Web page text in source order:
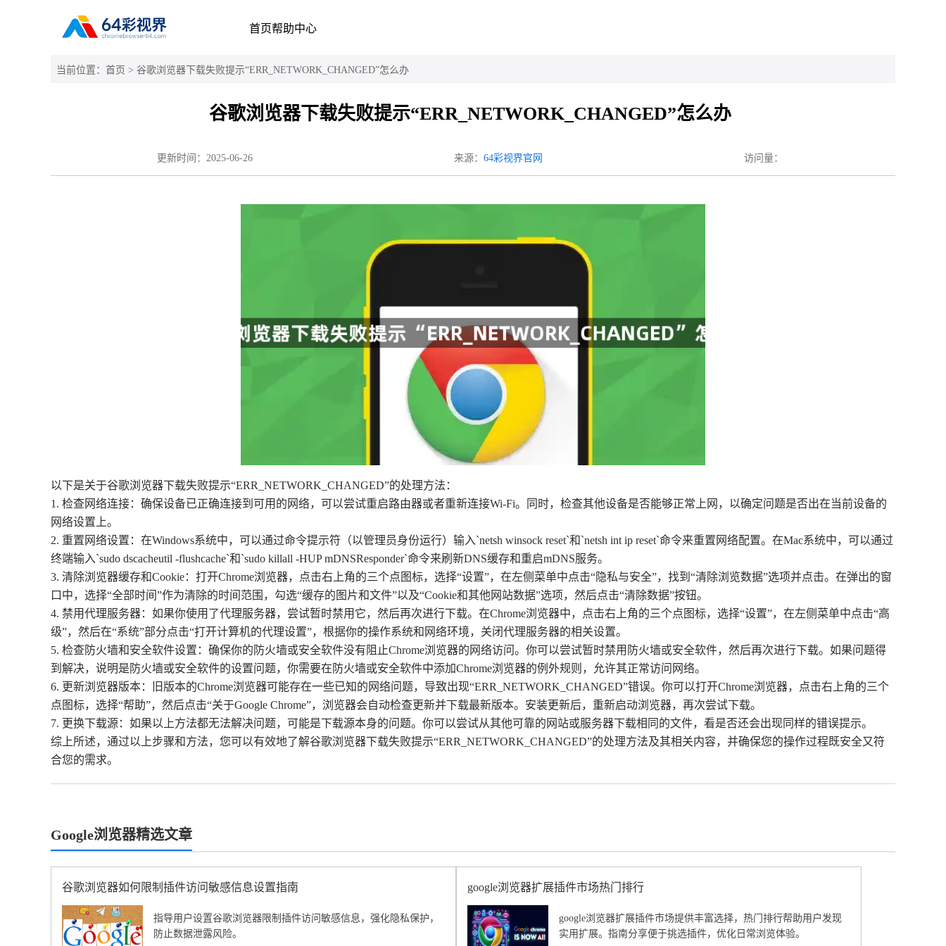
首页帮助中心
当前位置： 首页 > 谷歌浏览器下载失败提示“ERR_NETWORK_CHANGED”怎么办
谷歌浏览器下载失败提示“ERR_NETWORK_CHANGED”怎么办
更新时间： 2025-06-26 来源： 64彩视界官网 访问量：
以下是关于谷歌浏览器下载失败提示“ERR_NETWORK_CHANGED”的处理方法：
1. 检查网络连接：确保设备已正确连接到可用的网络，可以尝试重启路由器或者重新连接Wi-Fi。同时，检查其他设备是否能够正常上网，以确定问题是否出在当前设备的
网络设置上。
2. 重置网络设置：在Windows系统中，可以通过命令提示符（以管理员身份运行）输入`netsh winsock reset`和`netsh int ip reset`命令来重置网络配置。在Mac系统中，可以通过
终端输入`sudo dscacheutil -flushcache`和`sudo killall -HUP mDNSResponder`命令来刷新DNS缓存和重启mDNS服务。
3. 清除浏览器缓存和Cookie：打开Chrome浏览器，点击右上角的三个点图标，选择“设置”，在左侧菜单中点击“隐私与安全”，找到“清除浏览数据”选项并点击。在弹出的窗
口中，选择“全部时间”作为清除的时间范围，勾选“缓存的图片和文件”以及“Cookie和其他网站数据”选项，然后点击“清除数据”按钮。
4. 禁用代理服务器：如果你使用了代理服务器，尝试暂时禁用它，然后再次进行下载。在Chrome浏览器中，点击右上角的三个点图标，选择“设置”，在左侧菜单中点击“高
级”，然后在“系统”部分点击“打开计算机的代理设置”，根据你的操作系统和网络环境，关闭代理服务器的相关设置。
5. 检查防火墙和安全软件设置：确保你的防火墙或安全软件没有阻止Chrome浏览器的网络访问。你可以尝试暂时禁用防火墙或安全软件，然后再次进行下载。如果问题得
到解决，说明是防火墙或安全软件的设置问题，你需要在防火墙或安全软件中添加Chrome浏览器的例外规则，允许其正常访问网络。
6. 更新浏览器版本：旧版本的Chrome浏览器可能存在一些已知的网络问题，导致出现“ERR_NETWORK_CHANGED”错误。你可以打开Chrome浏览器，点击右上角的三个
点图标，选择“帮助”，然后点击“关于Google Chrome”，浏览器会自动检查更新并下载最新版本。安装更新后，重新启动浏览器，再次尝试下载。
7. 更换下载源：如果以上方法都无法解决问题，可能是下载源本身的问题。你可以尝试从其他可靠的网站或服务器下载相同的文件，看是否还会出现同样的错误提示。
综上所述，通过以上步骤和方法，您可以有效地了解谷歌浏览器下载失败提示“ERR_NETWORK_CHANGED”的处理方法及其相关内容，并确保您的操作过程既安全又符
合您的需求。
Google浏览器精选文章
谷歌浏览器如何限制插件访问敏感信息设置指南
指导用户设置谷歌浏览器限制插件访问敏感信息，强化隐私保护，
防止数据泄露风险。
google浏览器扩展插件市场热门排行
google浏览器扩展插件市场提供丰富选择，热门排行帮助用户发现
实用扩展。指南分享便于挑选插件，优化日常浏览体验。